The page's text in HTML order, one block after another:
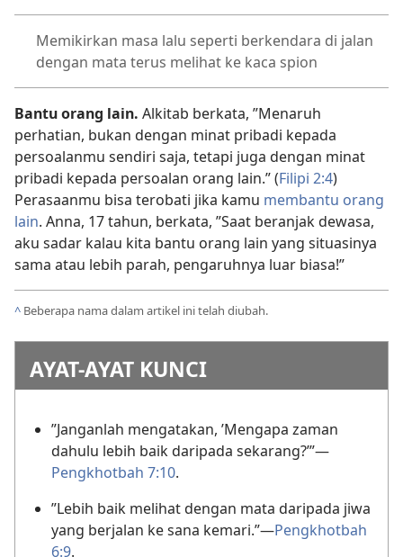
Memikirkan masa lalu seperti berkendara di jalan
dengan mata terus melihat ke kaca spion
Bantu orang lain. Alkitab berkata, ”Menaruh
perhatian, bukan dengan minat pribadi kepada
persoalanmu sendiri saja, tetapi juga dengan minat
pribadi kepada persoalan orang lain.” (Filipi 2:4)
Perasaanmu bisa terobati jika kamu membantu orang
lain. Anna, 17 tahun, berkata, ”Saat beranjak dewasa,
aku sadar kalau kita bantu orang lain yang situasinya
sama atau lebih parah, pengaruhnya luar biasa!”
^ Beberapa nama dalam artikel ini telah diubah.
AYAT-AYAT KUNCI
”Janganlah mengatakan, ’Mengapa zaman
dahulu lebih baik daripada sekarang?’”—
Pengkhotbah 7:10.
”Lebih baik melihat dengan mata daripada jiwa
yang berjalan ke sana kemari.”—Pengkhotbah
6:9.